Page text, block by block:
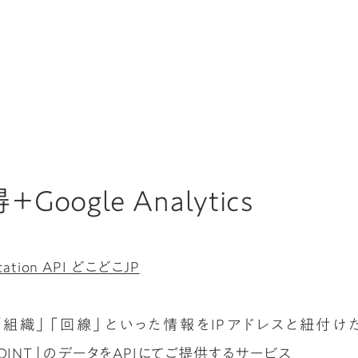
Google Analytics
API どこどこJP
組織」「回線」といった情報をIPアドレスと紐付け
」のデータをAPIにてご提供するサービス